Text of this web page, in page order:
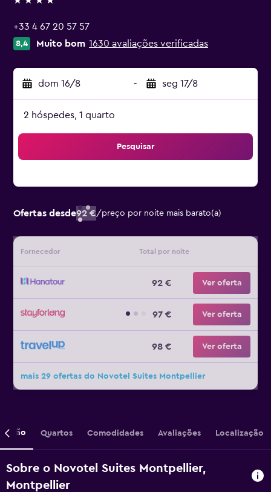
4 estrelas
+33 4 67 20 57 57
8,4 Muito bom 1630 avaliações verificadas
dom 16/8 - seg 17/8
2 hóspedes, 1 quarto
Pesquisar
Ofertas desde92 €/preço por noite mais barato(a)
Fornecedor Total por noite
92 € Ver oferta
97 € Ver oferta
98 € Ver oferta
mais 29 ofertas do Novotel Suites Montpellier
Quartos Comodidades Avaliações Localização
Sobre o Novotel Suites Montpellier,
Montpellier